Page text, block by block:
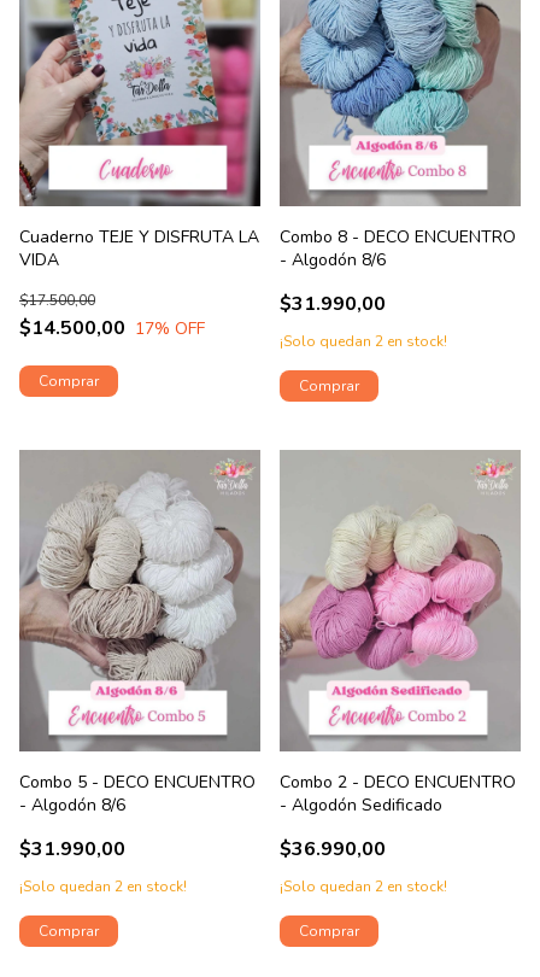
Cuaderno TEJE Y DISFRUTA LA
VIDA
$14.500,00
$17.500,00
17% OFF
Combo 8 - DECO ENCUENTRO
- Algodón 8/6
$31.990,00
¡Solo quedan 2 en stock!
Combo 5 - DECO ENCUENTRO
- Algodón 8/6
$31.990,00
¡Solo quedan 2 en stock!
Combo 2 - DECO ENCUENTRO
- Algodón Sedificado
$36.990,00
¡Solo quedan 2 en stock!